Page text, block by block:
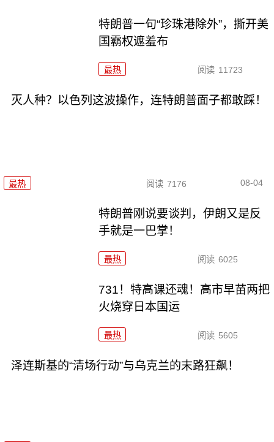
特朗普一句“珍珠港除外”，撕开美
国霸权遮羞布
最热 阅读 11723
灭人种？以色列这波操作，连特朗普面子都敢踩！
最热 阅读 7176 08-04
特朗普刚说要谈判，伊朗又是反
手就是一巴掌！
最热 阅读 6025
731！特高课还魂！高市早苗两把
火烧穿日本国运
最热 阅读 5605
泽连斯基的“清场行动”与乌克兰的末路狂飙！